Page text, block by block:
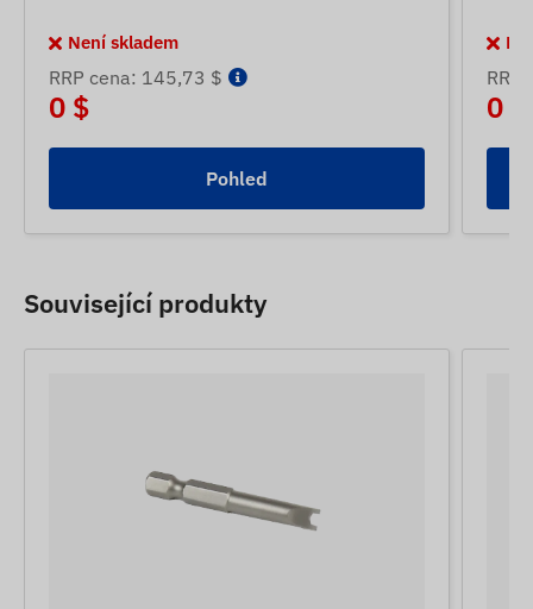
Není skladem
RRP cena: 145,73 $
0 $
Pohled
RRP
0 $
Související produkty